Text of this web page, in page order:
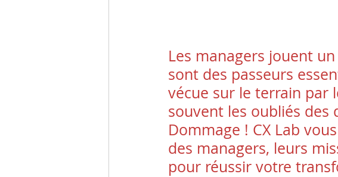
Les managers jouent
sont des passeurs
vécue sur le terrain par
souvent les oubliés des
Dommage ! CX Lab
des managers, leurs
pour réussir votre